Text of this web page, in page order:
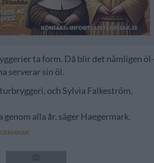
ta form. Då blir det nämligen öl-
serverar sin öl.
och Sylvia Falkeström,
alla år, säger Haegermark.